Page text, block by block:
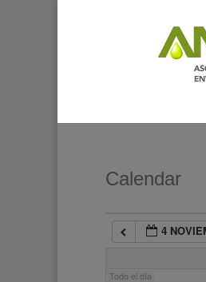
Calendar
4
Todo el día
7:00 am